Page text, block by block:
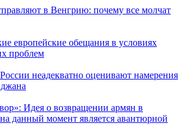
в Венгрию: почему все молчат
европейские обещания в условиях
проблем
неадекватно оценивают намерения
Идея о возвращении армян в
данный момент является авантюрной